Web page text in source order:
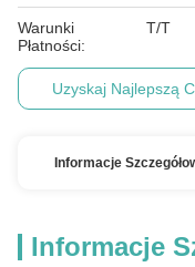
Warunki
Płatności:
T/T
Uzyskaj Najlepszą
Informacje
Informacje